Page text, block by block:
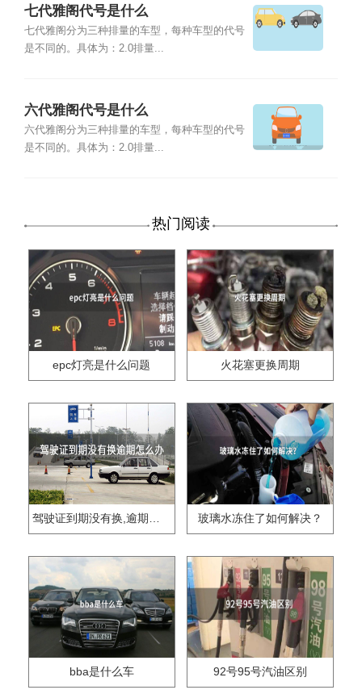
七代雅阁代号是什么
七代雅阁分为三种排量的车型，每种车型的代号
是不同的。具体为：2.0排量...
六代雅阁代号是什么
六代雅阁分为三种排量的车型，每种车型的代号
是不同的。具体为：2.0排量...
热门阅读
epc灯亮是什么问题 火花塞更换周期
驾驶证到期没有换,逾期怎么办?? 玻璃水冻住了如何解决？
bba是什么车 92号95号汽油区别